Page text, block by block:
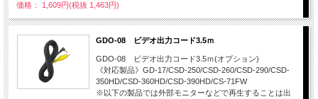
価格： 1,609円(税抜 1,463円)
GDO-08 ビデオ出力コード3.5ｍ
GDO-08 ビデオ出力コード3.5ｍ(オプション)
《対応製品》GD-17/CSD-250/CSD-260/CSD-290/CSD-
350HD/CSD-360HD/CSD-390HD/CS-71FW
※以下の製品では外部モニターなどで再生することは出